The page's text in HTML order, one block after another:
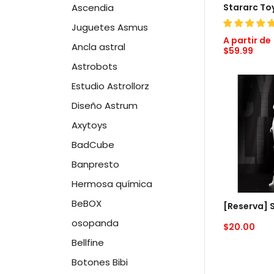
Ascendia
Juguetes Asmus
Ancla astral
Astrobots
Estudio Astrollorz
Diseño Astrum
Axytoys
BadCube
Banpresto
Hermosa química
BeBOX
osopanda
Bellfine
Botones Bibi
Precio
habitual
A partir de
$59.99
[Reserva]
Jenna
Precio
$20.00